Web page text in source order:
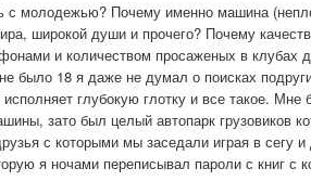
с молодежью? Почему именно машина
широкой души и прочего? Почему
и количеством просаженых в клубах
было 18 я даже не думал о поисках
исполняет глубокую глотку и все такое.
зато был целый автопарк грузовиков
с которыми мы заседали играя в сегу
я ночами переписывал пароли с книг с